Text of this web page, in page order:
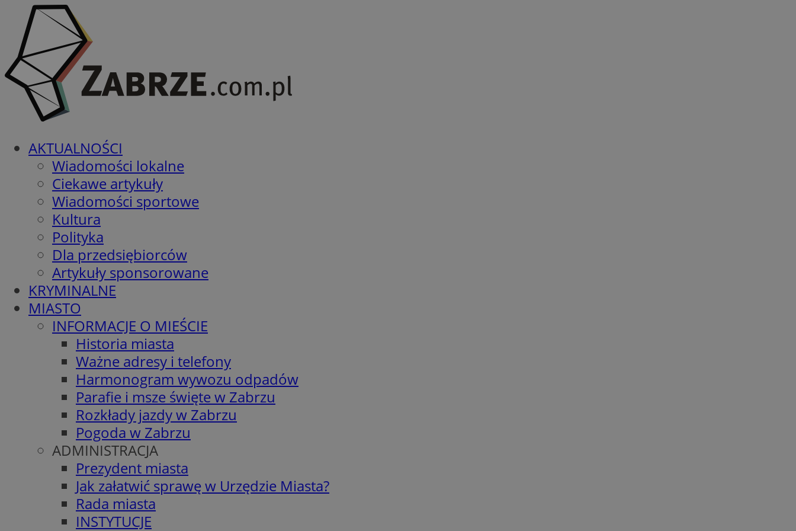
AKTUALNOŚCI
Wiadomości lokalne
Ciekawe artykuły
Wiadomości sportowe
Kultura
Polityka
Dla przedsiębiorców
Artykuły sponsorowane
KRYMINALNE
MIASTO
INFORMACJE O MIEŚCIE
Historia miasta
Ważne adresy i telefony
Harmonogram wywozu odpadów
Parafie i msze święte w Zabrzu
Rozkłady jazdy w Zabrzu
Pogoda w Zabrzu
ADMINISTRACJA
Prezydent miasta
Jak załatwić sprawę w Urzędzie Miasta?
Rada miasta
INSTYTUCJE